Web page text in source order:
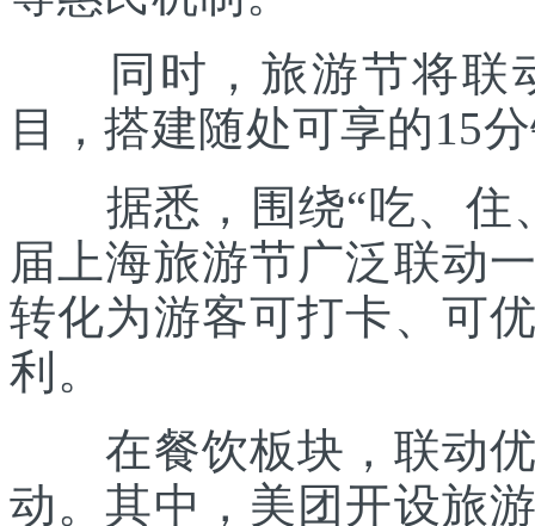
同时，旅游节将联
目，搭建随处可享的15
据悉，围绕“吃、住
届上海旅游节广泛联动
转化为游客可打卡、可
利。
在餐饮板块，联动优
动。其中，美团开设旅